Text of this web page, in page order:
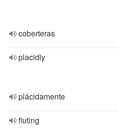
coberteras
placidly
plácidamente
fluting